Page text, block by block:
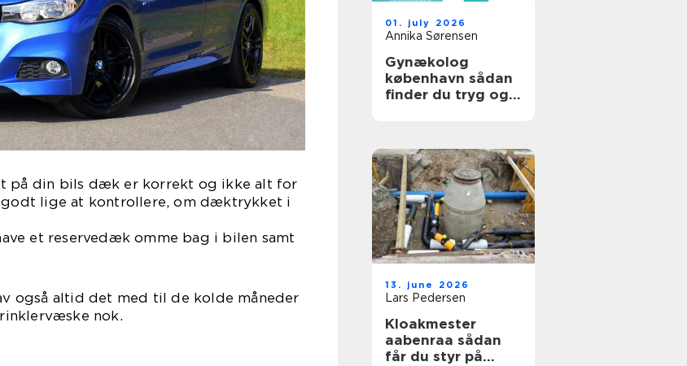
på din bils dæk er korrekt og ikke alt for
godt lige at kontrollere, om dæktrykket i
er korrekte.
et reservedæk omme bag i bilen samt
også altid det med til de kolde måneder
nok.
01. july 2026
Annika Sørensen
Gynækolog
københavn sådan
finder du tryg og
13. june 2026
Lars Pedersen
Kloakmester
aabenraa sådan
får du styr på